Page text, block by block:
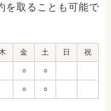
を取ることも可能で
金 土 日 祝
○ ○
○ ○